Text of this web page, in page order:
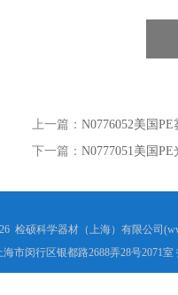
上一篇： N0776052美国
下一篇： N0777051美国
检硕科学器材（上海）有限公司
海市闵行区银都路2688弄28号2071室